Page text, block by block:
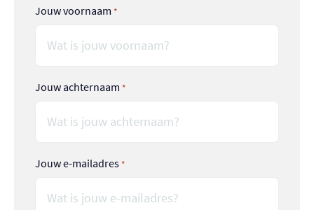
Jouw voornaam *
Jouw achternaam *
Jouw e-mailadres *